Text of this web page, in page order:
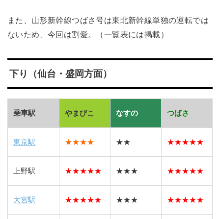
また、山形新幹線つばさ号は東北新幹線単独の運転では
ないため、今回は割愛。（一覧表には掲載）
下り（仙台・盛岡方面）
乗車駅 やまびこ なすの つばさ
東京駅 ★★★★ ★★ ★★★★★
上野駅 ★★★★★ ★★★ ★★★★★
大宮駅 ★★★★★ ★★★ ★★★★★